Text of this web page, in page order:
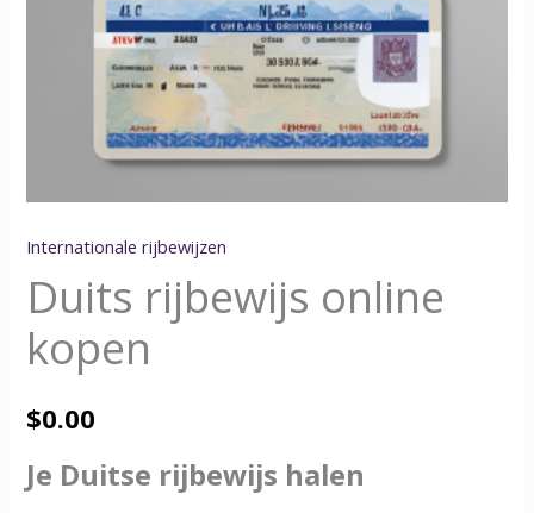
Internationale rijbewijzen
Duits rijbewijs online
kopen
$0.00
Je Duitse rijbewijs halen